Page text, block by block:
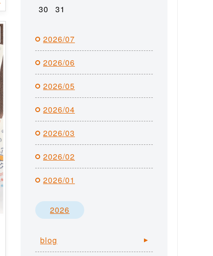
30
31
2026/07
2026/06
2026/05
2026/04
2026/03
2026/02
2026/01
2026
blog